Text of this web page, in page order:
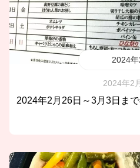
2024年
2024年2
2024年2月26日～3月3日ま